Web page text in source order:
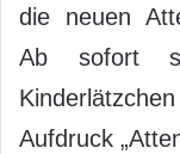
die neuen
Ab sofort
Aufdruck